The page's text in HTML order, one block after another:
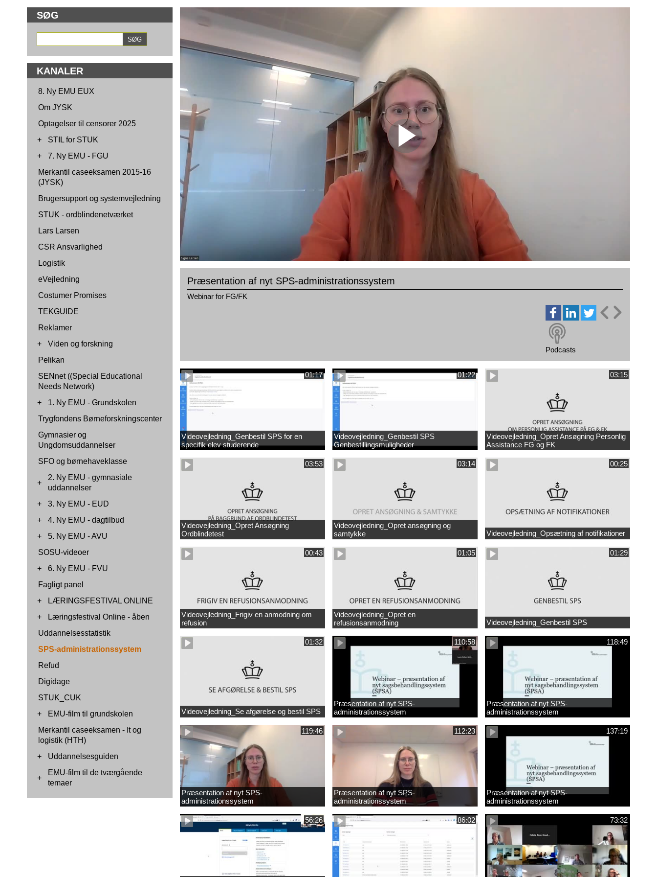
SØG
KANALER
8. Ny EMU EUX
Om JYSK
Optagelser til censorer 2025
+
STIL for STUK
+
7. Ny EMU - FGU
Merkantil caseeksamen 2015-16
(JYSK)
Brugersupport og systemvejledning
STUK - ordblindenetværket
Lars Larsen
CSR Ansvarlighed
Logistik
eVejledning
Costumer Promises
TEKGUIDE
Reklamer
+
Viden og forskning
Pelikan
SENnet ((Special Educational
Needs Network)
+
1. Ny EMU - Grundskolen
Trygfondens Børneforskningscenter
Gymnasier og
Ungdomsuddannelser
SFO og børnehaveklasse
+
2. Ny EMU - gymnasiale
uddannelser
+
3. Ny EMU - EUD
+
4. Ny EMU - dagtilbud
+
5. Ny EMU - AVU
SOSU-videoer
+
6. Ny EMU - FVU
Fagligt panel
+
LÆRINGSFESTIVAL ONLINE
+
Læringsfestival Online - åben
Uddannelsesstatistik
SPS-administrationssystem
Refud
Digidage
STUK_CUK
+
EMU-film til grundskolen
Merkantil caseeksamen - It og
logistik (HTH)
+
Uddannelsesguiden
+
EMU-film til de tværgående
temaer
Præsentation af nyt SPS-administrationssystem
Webinar for FG/FK
Podcasts
01:17
Videovejledning_Genbestil SPS for en
specifik elev studerende
01:22
Videovejledning_Genbestil SPS
Genbestillingsmuligheder
03:15
Videovejledning_Opret Ansøgning Personlig
Assistance FG og FK
03:53
Videovejledning_Opret Ansøgning
Ordblindetest
03:14
Videovejledning_Opret ansøgning og
samtykke
00:25
Videovejledning_Opsætning af notifikationer
00:43
Videovejledning_Frigiv en anmodning om
refusion
01:05
Videovejledning_Opret en
refusionsanmodning
01:29
Videovejledning_Genbestil SPS
01:32
Videovejledning_Se afgørelse og bestil SPS
110:58
Præsentation af nyt SPS-
administrationssystem
118:49
Præsentation af nyt SPS-
administrationssystem
119:46
Præsentation af nyt SPS-
administrationssystem
112:23
Præsentation af nyt SPS-
administrationssystem
137:19
Præsentation af nyt SPS-
administrationssystem
56:26 86:02 73:32